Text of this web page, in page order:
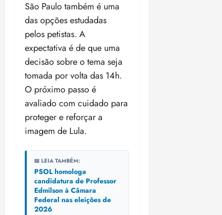
São Paulo também é uma
das opções estudadas
pelos petistas. A
expectativa é de que uma
decisão sobre o tema seja
tomada por volta das 14h.
O próximo passo é
avaliado com cuidado para
proteger e reforçar a
imagem de Lula.
📖 LEIA TAMBÉM:
PSOL homologa
candidatura de Professor
Edmilson à Câmara
Federal nas eleições de
2026